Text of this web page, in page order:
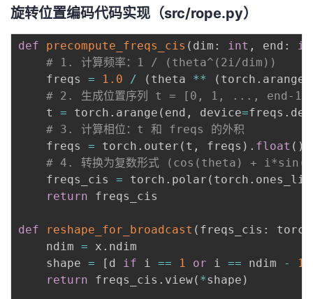
旋转位置编码代码实现（src/rope.py）
def precompute_freqs_cis ( dim : int , end :
# 1. 计算频率：1 / (theta^(2i/dim))
    freqs
= 1.0 / ( theta ** ( torch . arange
# 2. 生成位置序列 t = [0, 1, ..., end-1]
    t
= torch . arange ( end , device=freqs .
# 3. 计算相位：t 和 freqs 的外积
    freqs
= torch . outer ( t , freqs ) . float ( )
# 4. 转换为复数形式 (cos(theta) +
    freqs_cis
= torch . polar ( torch .
return freqs_cis
def reshape_for_broadcast ( freqs_cis : torch
    ndim
= x . ndim
    shape
= [ d if i == 1 or i == ndim - 1
return freqs_cis . view( *shape )